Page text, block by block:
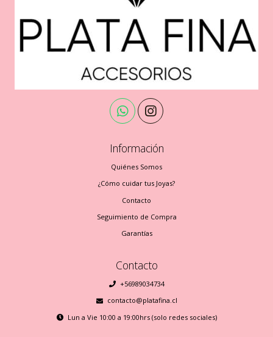
Información
Quiénes Somos
¿Cómo cuidar tus Joyas?
Contacto
Seguimiento de Compra
Garantías
Contacto
+56989034734
contacto@platafina.cl
Lun a Vie 10:00 a 19:00hrs (solo redes sociales)